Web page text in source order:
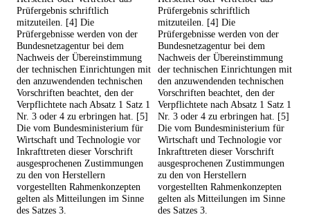
Prüfergebnis schriftlich
mitzuteilen. [4] Die
Prüfergebnisse werden von der
Bundesnetzagentur bei dem
Nachweis der Übereinstimmung
der technischen Einrichtungen mit
den anzuwendenden technischen
Vorschriften beachtet, den der
Verpflichtete nach Absatz 1 Satz 1
Nr. 3 oder 4 zu erbringen hat. [5]
Die vom Bundesministerium für
Wirtschaft und Technologie vor
Inkrafttreten dieser Vorschrift
ausgesprochenen Zustimmungen
zu den von Herstellern
vorgestellten Rahmenkonzepten
gelten als Mitteilungen im Sinne
des Satzes 3.
Prüfergebnis schriftlich
mitzuteilen. [4] Die
Prüfergebnisse werden von der
Bundesnetzagentur bei dem
Nachweis der Übereinstimmung
der technischen Einrichtungen mit
den anzuwendenden technischen
Vorschriften beachtet, den der
Verpflichtete nach Absatz 1 Satz 1
Nr. 3 oder 4 zu erbringen hat. [5]
Die vom Bundesministerium für
Wirtschaft und Technologie vor
Inkrafttreten dieser Vorschrift
ausgesprochenen Zustimmungen
zu den von Herstellern
vorgestellten Rahmenkonzepten
gelten als Mitteilungen im Sinne
des Satzes 3.